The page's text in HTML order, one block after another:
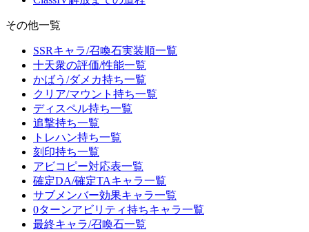
その他一覧
SSRキャラ/召喚石実装順一覧
十天衆の評価/性能一覧
かばう/ダメカ持ち一覧
クリア/マウント持ち一覧
ディスペル持ち一覧
追撃持ち一覧
トレハン持ち一覧
刻印持ち一覧
アビコピー対応表一覧
確定DA/確定TAキャラ一覧
サブメンバー効果キャラ一覧
0ターンアビリティ持ちキャラ一覧
最終キャラ/召喚石一覧